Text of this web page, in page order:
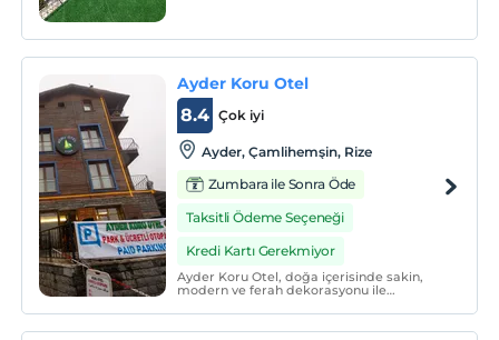
Ayder Koru Otel
Çok iyi
8.4
Ayder, Çamlihemşin, Rize
Zumbara ile Sonra Öde
Taksitli Ödeme Seçeneği
Kredi Kartı Gerekmiyor
Ayder Koru Otel, doğa içerisinde sakin,
modern ve ferah dekorasyonu ile
konaklama sunmaktadır. Tesiste, restoran
bulunmaktadır.